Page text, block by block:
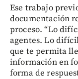
Ese trabajo
documentación
proceso. “Lo
agentes. Lo
que te permita
información en
forma de